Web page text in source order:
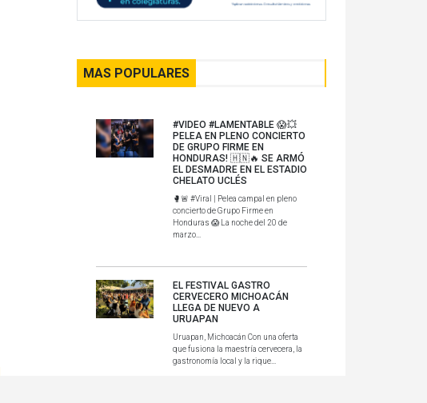
MAS POPULARES
#VIDEO #LAMENTABLE 😱💥
PELEA EN PLENO CONCIERTO
DE GRUPO FIRME EN
HONDURAS! 🇭🇳🔥 SE ARMÓ
EL DESMADRE EN EL ESTADIO
CHELATO UCLÉS
🥊🚨 #Viral | Pelea campal en pleno
concierto de Grupo Firme en
Honduras 😱 La noche del 20 de
marzo...
EL FESTIVAL GASTRO
CERVECERO MICHOACÁN
LLEGA DE NUEVO A
URUAPAN
Uruapan, Michoacán Con una oferta
que fusiona la maestría cervecera, la
gastronomía local y la rique...